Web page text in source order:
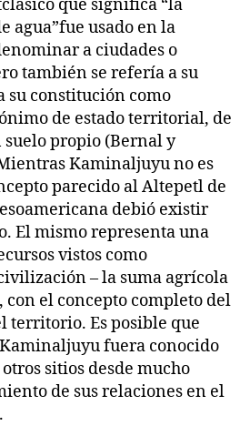
que significa “la
agua”fue usado en la
a ciudades o
también se refería a su
su constitución como
de estado territorial, de
suelo propio (Bernal y
Kaminaljuyu no es
parecido al Altepetl de
debió existir
El mismo representa una
vistos como
– la suma agrícola
con el concepto completo del
territorio. Es posible que
fuera conocido
sitios desde mucho
de sus relaciones en el